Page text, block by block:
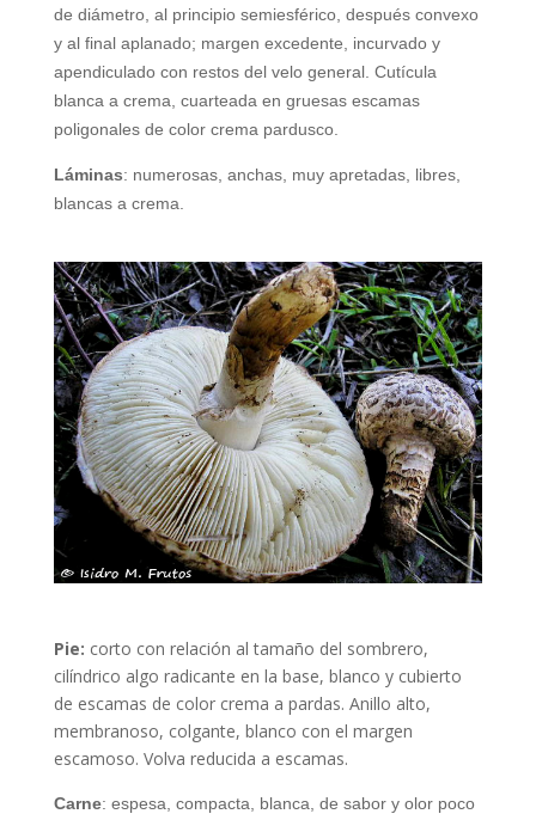
de diámetro, al principio semiesférico, después convexo
y al final aplanado; margen excedente, incurvado y
apendiculado con restos del velo general. Cutícula
blanca a crema, cuarteada en gruesas escamas
poligonales de color crema pardusco.
Láminas: numerosas, anchas, muy apretadas, libres,
blancas a crema.
Pie: corto con relación al tamaño del sombrero,
cilíndrico algo radicante en la base, blanco y cubierto
de escamas de color crema a pardas. Anillo alto,
membranoso, colgante, blanco con el margen
escamoso. Volva reducida a escamas.
Carne: espesa, compacta, blanca, de sabor y olor poco